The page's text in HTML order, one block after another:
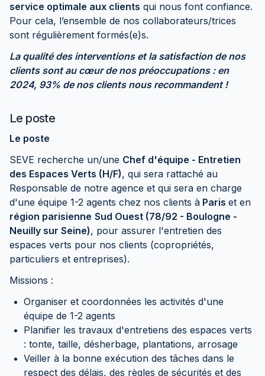
service optimale aux clients qui nous font confiance.
Pour cela, l’ensemble de nos collaborateurs/trices
sont régulièrement formés(e)s.
La qualité des interventions et la satisfaction de nos
clients sont au cœur de nos préoccupations : en
2024, 93% de nos clients nous recommandent !
Le poste
Le poste
SEVE recherche un/une Chef d'équipe - Entretien
des Espaces Verts (H/F), qui sera rattaché au
Responsable de notre agence et qui sera en charge
d'une équipe 1-2 agents chez nos clients à Paris et en
région parisienne Sud Ouest (78/92 - Boulogne -
Neuilly sur Seine), pour assurer l'entretien des
espaces verts pour nos clients (copropriétés,
particuliers et entreprises).
Missions :
Organiser et coordonnées les activités d'une
équipe de 1-2 agents
Planifier les travaux d'entretiens des espaces verts
: tonte, taille, désherbage, plantations, arrosage
Veiller à la bonne exécution des tâches dans le
respect des délais, des règles de sécurités et des